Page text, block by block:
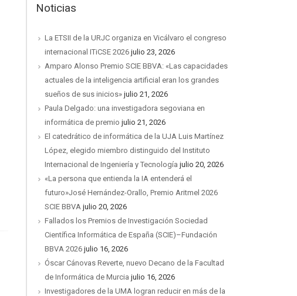
Noticias
La ETSII de la URJC organiza en Vicálvaro el congreso
internacional ITiCSE 2026 julio 23, 2026
Amparo Alonso Premio SCIE BBVA: «Las capacidades
actuales de la inteligencia artificial eran los grandes
sueños de sus inicios» julio 21, 2026
Paula Delgado: una investigadora segoviana en
informática de premio julio 21, 2026
El catedrático de informática de la UJA Luis Martínez
López, elegido miembro distinguido del Instituto
Internacional de Ingeniería y Tecnología julio 20, 2026
«La persona que entienda la IA entenderá el
futuro»José Hernández-Orallo, Premio Aritmel 2026
SCIE BBVA julio 20, 2026
Fallados los Premios de Investigación Sociedad
Científica Informática de España (SCIE)–Fundación
BBVA 2026 julio 16, 2026
Óscar Cánovas Reverte, nuevo Decano de la Facultad
de Informática de Murcia julio 16, 2026
Investigadores de la UMA logran reducir en más de la